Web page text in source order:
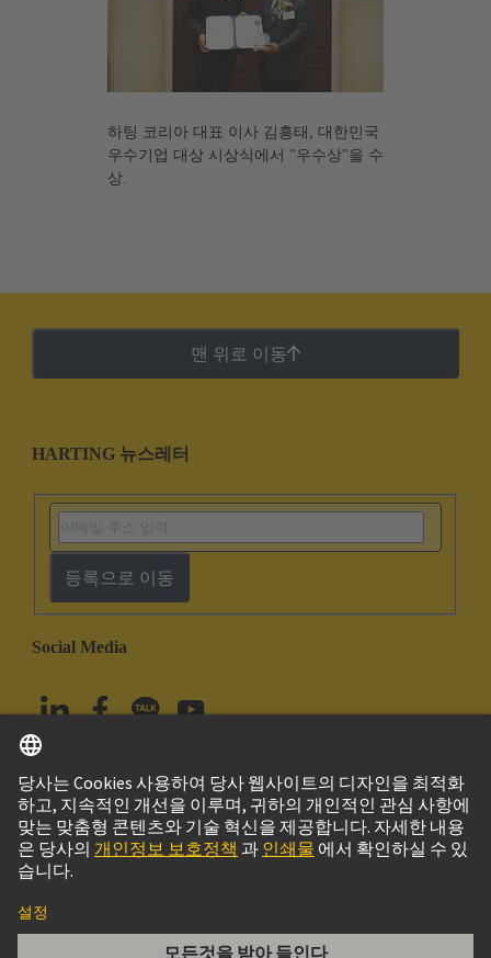
하팅 코리아 대표 이사 김흥태, 대한민국
우수기업 대상 시상식에서 "우수상"을 수
상.
맨 위로 이동
HARTING 뉴스레터
등록으로 이동
Social Media
대한민국 한국어
© 하팅 테크놀로지 그룹
Privacy Policy Cookie PolicyTerms of Use